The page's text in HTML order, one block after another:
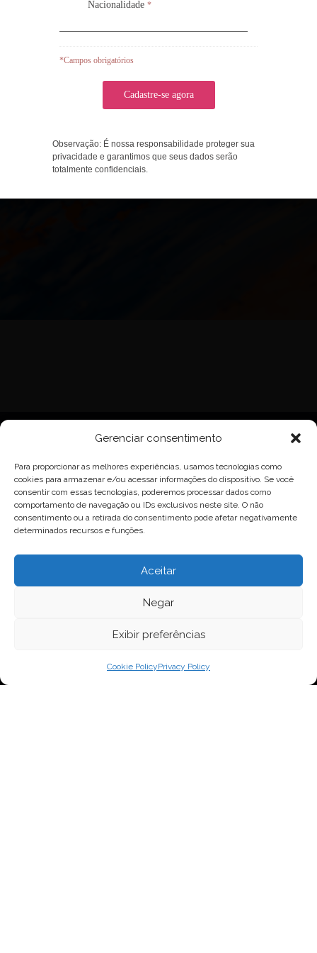
Gerenciar consentimento
Para proporcionar as melhores experiências, usamos tecnologias como
cookies para armazenar e/ou acessar informações do dispositivo. Se você
consentir com essas tecnologias, poderemos processar dados como
comportamento de navegação ou IDs exclusivos neste site. O não
consentimento ou a retirada do consentimento pode afetar negativamente
determinados recursos e funções.
Aceitar
Negar
Exibir preferências
Cookie PolicyPrivacy Policy
Curso de Fundamentos
Bíblicos das Artes e
Designação de Campo (ATS
Nacionalidade *
*Campos obrigatórios
Observação: É nossa responsabilidade proteger sua
privacidade e garantimos que seus dados serão
totalmente confidenciais.
Nacionalidade *
*Campos obrigatórios
Observação: É nossa responsabilidade proteger sua
privacidade e garantimos que seus dados serão
totalmente confidenciais.